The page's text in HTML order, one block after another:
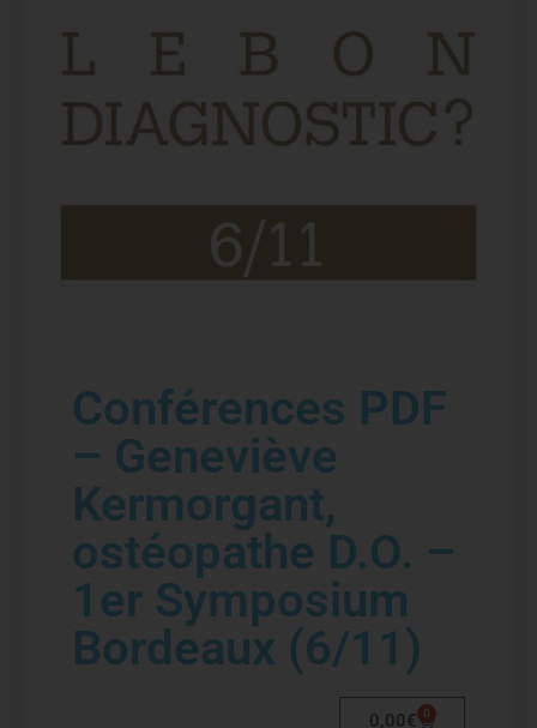
Conférences PDF
– Geneviève
Kermorgant,
ostéopathe D.O. –
1er Symposium
Bordeaux (6/11)
0,00€ 0